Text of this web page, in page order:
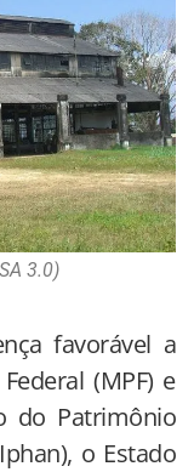
3.0)
favorável a
(MPF) e
do Patrimônio
o Estado